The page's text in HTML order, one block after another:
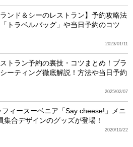
ランド＆シーのレストラン】予約攻略法
トラベルバッグ」や当日予約のコツ
2023/01/11
トラン予約の裏技・コツまとめ！プラ
ーティング徹底解説！方法や当日予約
2025/02/07
フィースーベニア「Say cheese!」メニ
集合デザインのグッズが登場！
2020/10/22